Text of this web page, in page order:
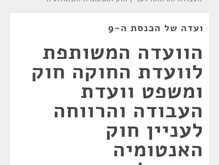
ועדה של הכנסת ה-9
הוועדה המשותפת
לוועדת החוקה חוק
ומשפט וועדת
העבודה והרווחה
לעניין חוק
האנטומיה